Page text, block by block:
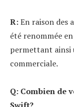
R:En raison des
été renommée
permettant ainsi
commerciale.
Q: Combien de
Swift?